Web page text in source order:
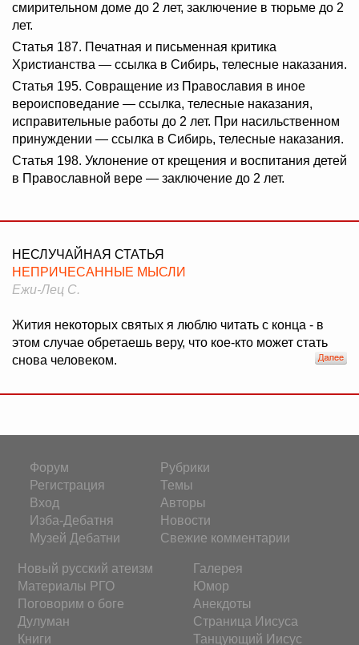
смирительном доме до 2 лет, заключение в тюрьме до 2
лет.
Статья 187. Печатная и письменная критика
Христианства — ссылка в Сибирь, телесные наказания.
Статья 195. Совращение из Православия в иное
вероисповедание — ссылка, телесные наказания,
исправительные работы до 2 лет. При насильственном
принуждении — ссылка в Сибирь, телесные наказания.
Статья 198. Уклонение от крещения и воспитания детей
в Православной вере — заключение до 2 лет.
НЕСЛУЧАЙНАЯ СТАТЬЯ
НЕПРИЧЕСАННЫЕ МЫСЛИ
Ежи-Лец C.
Жития некоторых святых я люблю читать с конца - в
этом случае обретаешь веру, что кое-кто может стать
снова человеком.
Форум
Регистрация
Вход
Изба-Дебатня
Музей Дебатни
Рубрики
Темы
Авторы
Новости
Свежие комментарии
Новый русский атеизм
Материалы РГО
Поговорим о боге
Дулуман
Книги
Галерея
Юмор
Анекдоты
Страница Иисуса
Танцующий Иисус